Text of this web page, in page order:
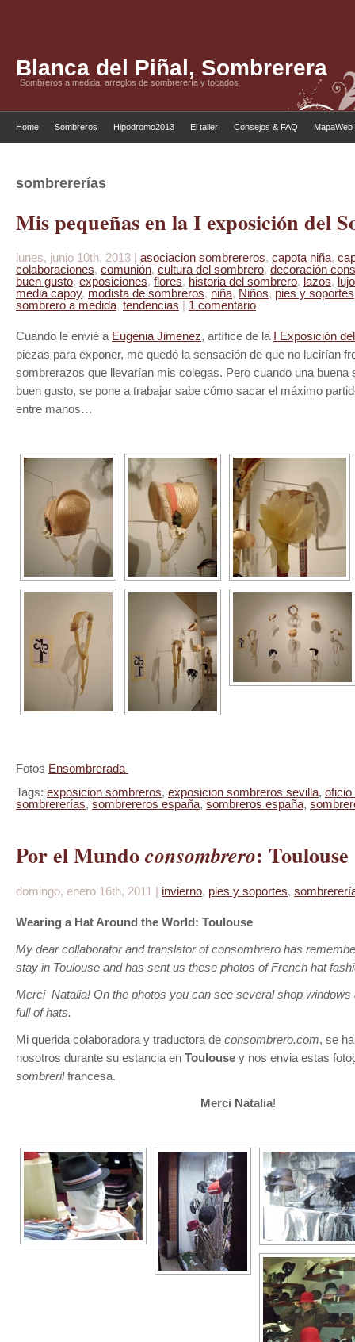
Blanca del Piñal, Sombrerera
Sombreros a medida, arreglos de sombrerería y tocados
Home Sombreros Hipodromo2013 El taller Consejos & FAQ MapaWeb
sombrererías
Mis pequeñas en la I exposición del
lunes, junio 10th, 2013 | asociacion sombrereros, capota niña,
colaboraciones, comunión, cultura del sombrero, decoración
buen gusto, exposiciones, flores, historia del sombrero, lazos, lujo
media capoy, modista de sombreros, niña, Niños, pies y soportes
sombrero a medida, tendencias | 1 comentario
Cuando le envié a Eugenia Jimenez, artífice de la I Exposición
piezas para exponer, me quedó la sensación de que no lucirían
sombrerazos que llevarían mis colegas. Pero cuando una buena
buen gusto, se pone a trabajar sabe cómo sacar el máximo
entre manos…
Fotos Ensombrerada
Tags: exposicion sombreros, exposicion sombreros sevilla, oficio
sombrererías, sombrereros españa, sombreros españa,
Por el Mundoconsombrero: Toulouse
domingo, enero 16th, 2011 | invierno, pies y soportes,
Wearing a Hat Around the World: Toulouse
My dear collaborator and translator of consombrero has
stay in Toulouse and has sent us these photos of French hat
Merci Natalia! On the photos you can see several shop windows
full of hats.
Mi querida colaboradora y traductora de consombrero.com, se
nosotros durante su estancia en Toulouse y nos envia estas
sombrerilfrancesa.
Merci Natalia!